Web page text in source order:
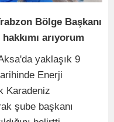
Bölge Başkanı
arıyorum
yaklaşık 9
Enerji
Karadeniz
şube başkanı